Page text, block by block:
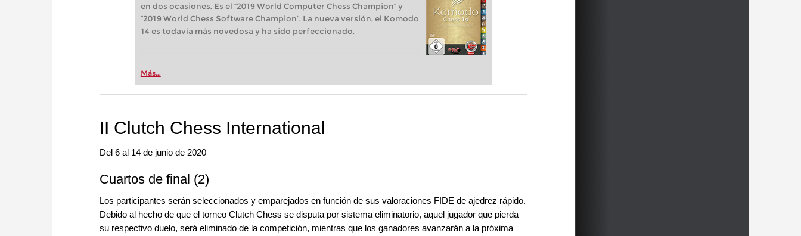
en dos ocasiones. Es el “2019 World Computer Chess Champion“ y
“2019 World Chess Software Champion“. La nueva versión, el Komodo
14 es todavía más novedosa y ha sido perfeccionado.
Más...
II Clutch Chess International
Del 6 al 14 de junio de 2020
Cuartos de final (2)
Los participantes serán seleccionados y emparejados en función de sus valoraciones FIDE de ajedrez rápido.
Debido al hecho de que el torneo Clutch Chess se disputa por sistema eliminatorio, aquel jugador que pierda
su respectivo duelo, será eliminado de la competición, mientras que los ganadores avanzarán a la próxima